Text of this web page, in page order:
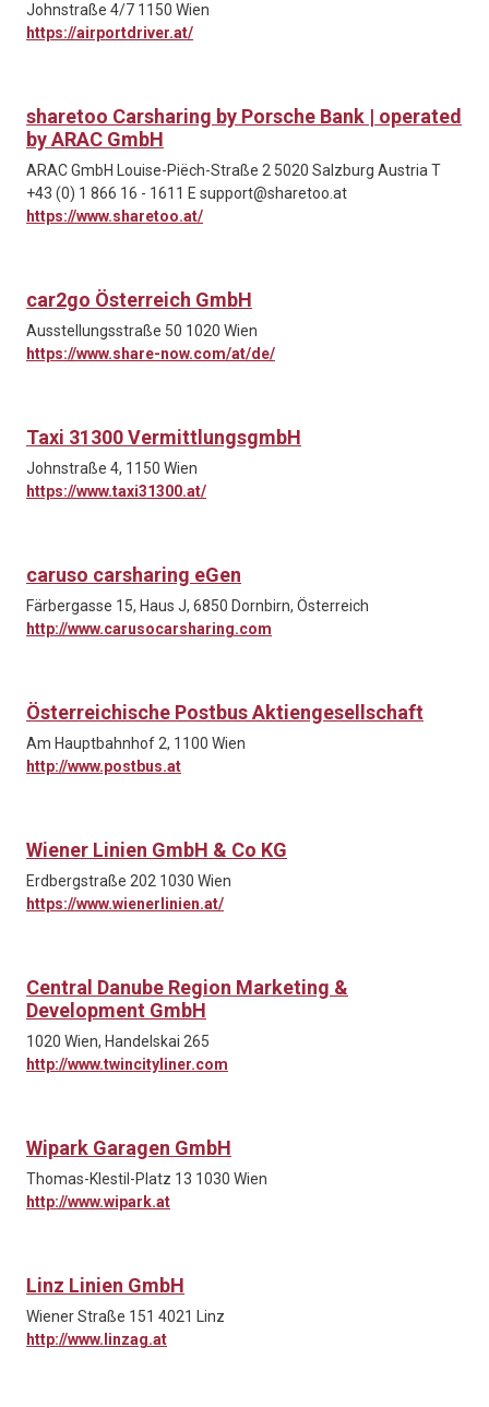
Johnstraße 4/7 1150 Wien
https://airportdriver.at/
sharetoo Carsharing by Porsche Bank | operated
by ARAC GmbH
ARAC GmbH Louise-Piëch-Straße 2 5020 Salzburg Austria T
+43 (0) 1 866 16 - 1611 E support@sharetoo.at
https://www.sharetoo.at/
car2go Österreich GmbH
Ausstellungsstraße 50 1020 Wien
https://www.share-now.com/at/de/
Taxi 31300 VermittlungsgmbH
Johnstraße 4, 1150 Wien
https://www.taxi31300.at/
caruso carsharing eGen
Färbergasse 15, Haus J, 6850 Dornbirn, Österreich
http://www.carusocarsharing.com
Österreichische Postbus Aktiengesellschaft
Am Hauptbahnhof 2, 1100 Wien
http://www.postbus.at
Wiener Linien GmbH & Co KG
Erdbergstraße 202 1030 Wien
https://www.wienerlinien.at/
Central Danube Region Marketing &
Development GmbH
1020 Wien, Handelskai 265
http://www.twincityliner.com
Wipark Garagen GmbH
Thomas-Klestil-Platz 13 1030 Wien
http://www.wipark.at
Linz Linien GmbH
Wiener Straße 151 4021 Linz
http://www.linzag.at